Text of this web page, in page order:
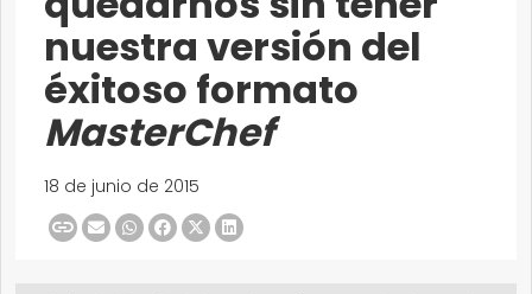
nuestra versión del
éxitoso formato
MasterChef
18 de junio de 2015